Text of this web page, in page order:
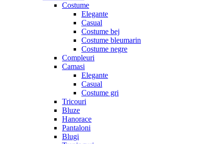
Costume
Elegante
Casual
Costume bej
Costume bleumarin
Costume negre
Compleuri
Camasi
Elegante
Casual
Costume gri
Tricouri
Bluze
Hanorace
Pantaloni
Blugi